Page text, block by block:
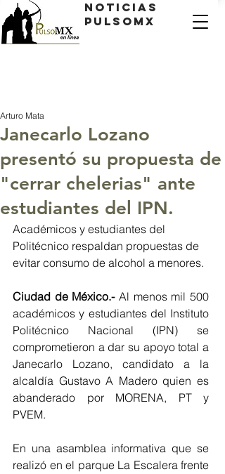
Noticias
PulsoMX
Janecarlo Lozano
presentó su propuesta de
"cerrar chelerias" ante
estudiantes del IPN.
Arturo Mata
Académicos y estudiantes del
Politécnico respaldan propuestas de
evitar consumo de alcohol a menores.
Ciudad de México.- Al menos mil 500
académicos y estudiantes del Instituto
Politécnico Nacional (IPN) se
comprometieron a dar su apoyo total a
Janecarlo Lozano, candidato a la
alcaldía Gustavo A Madero quien es
abanderado por MORENA, PT y
PVEM.
En una asamblea informativa que se
realizó en el parque La Escalera frente